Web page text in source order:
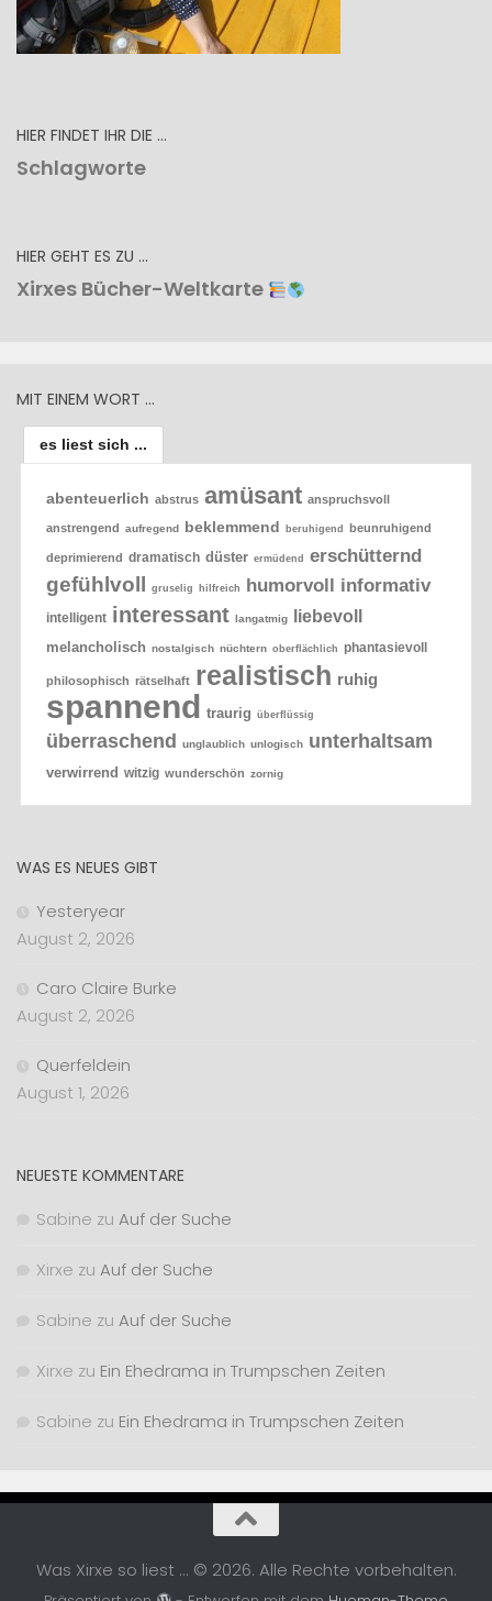
HIER FINDET IHR DIE …
Schlagworte
HIER GEHT ES ZU …
Xirxes Bücher-Weltkarte
MIT EINEM WORT …
es liest sich ...
abenteuerlich abstrus amüsant anspruchsvoll
anstrengend aufregend beklemmend beruhigend beunruhigend
deprimierend dramatisch düster ermüdend erschütternd
gefühlvoll gruselig hilfreich humorvoll informativ
intelligent interessant langatmig liebevoll
melancholisch nostalgisch nüchtern oberflächlich phantasievoll
philosophisch rätselhaft realistisch ruhig
spannend traurig überflüssig
überraschend unglaublich unlogisch unterhaltsam
verwirrend witzig wunderschön zornig
WAS ES NEUES GIBT
Yesteryear
August 2, 2026
Caro Claire Burke
August 2, 2026
Querfeldein
August 1, 2026
NEUESTE KOMMENTARE
Sabine zu Auf der Suche
Xirxe zu Auf der Suche
Sabine zu Auf der Suche
Xirxe zu Ein Ehedrama in Trumpschen Zeiten
Sabine zu Ein Ehedrama in Trumpschen Zeiten
Was Xirxe so liest ... © 2026. Alle Rechte vorbehalten.